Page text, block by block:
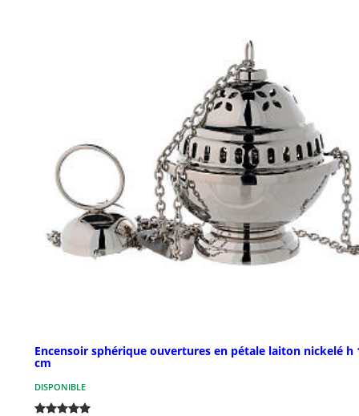
Encensoir sphérique ouvertures en pétale laiton nickelé h
cm
DISPONIBLE